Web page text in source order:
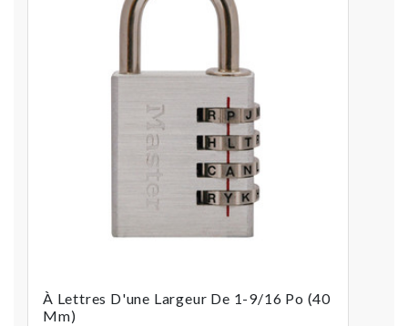
À Lettres D'une Largeur De 1-9/16 Po (40
Mm)